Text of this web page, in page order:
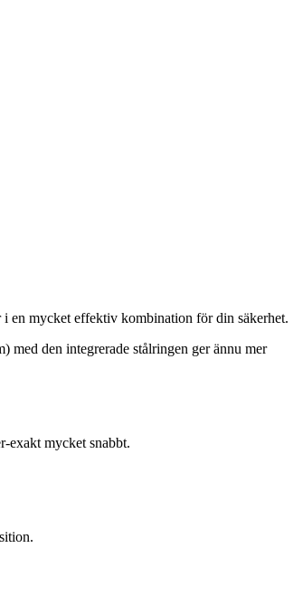
en mycket effektiv kombination för din säkerhet.
den integrerade stålringen ger ännu mer
exakt mycket snabbt.